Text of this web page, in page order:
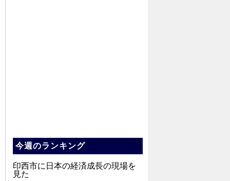
今週のランキング
印西市に日本の経済成長の現場を
見た